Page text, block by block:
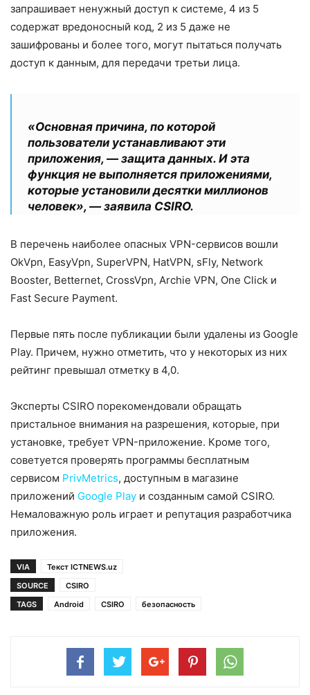
запрашивает ненужный доступ к системе, 4 из 5
содержат вредоносный код, 2 из 5 даже не
зашифрованы и более того, могут пытаться получать
доступ к данным, для передачи третьи лица.
«Основная причина, по которой
пользователи устанавливают эти
приложения, — защита данных. И эта
функция не выполняется приложениями,
которые установили десятки миллионов
человек», — заявила CSIRO.
В перечень наиболее опасных VPN-сервисов вошли
OkVpn, EasyVpn, SuperVPN, HatVPN, sFly, Network
Booster, Betternet, CrossVpn, Archie VPN, One Click и
Fast Secure Payment.
Первые пять после публикации были удалены из Google
Play. Причем, нужно отметить, что у некоторых из них
рейтинг превышал отметку в 4,0.
Эксперты CSIRO порекомендовали обращать
пристальное внимания на разрешения, которые, при
установке, требует VPN-приложение. Кроме того,
советуется проверять программы бесплатным
сервисом PrivMetrics, доступным в магазине
приложений Google Play и созданным самой CSIRO.
Немаловажную роль играет и репутация разработчика
приложения.
VIA
Текст ICTNEWS.uz
SOURCE
CSIRO
TAGS
Android CSIRO безопасность